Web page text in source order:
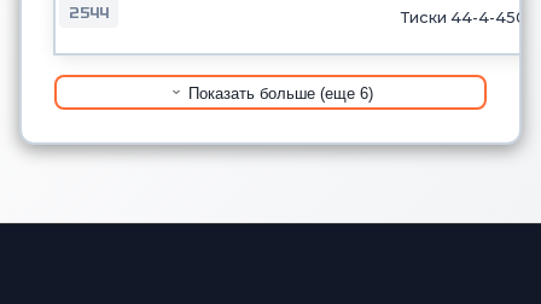
2544 Тиски 44-4-450
Показать больше (еще 6)